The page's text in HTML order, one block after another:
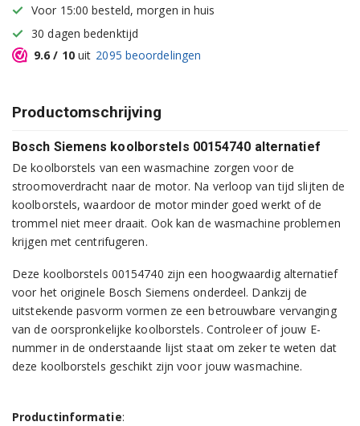
Voor 15:00 besteld, morgen in huis
30 dagen bedenktijd
9.6 / 10uit 2095 beoordelingen
Productomschrijving
Bosch Siemens koolborstels 00154740 alternatief
De koolborstels van een wasmachine zorgen voor de
stroomoverdracht naar de motor. Na verloop van tijd slijten de
koolborstels, waardoor de motor minder goed werkt of de
trommel niet meer draait. Ook kan de wasmachine problemen
krijgen met centrifugeren.
Deze koolborstels 00154740 zijn een hoogwaardig alternatief
voor het originele Bosch Siemens onderdeel. Dankzij de
uitstekende pasvorm vormen ze een betrouwbare vervanging
van de oorspronkelijke koolborstels. Controleer of jouw E-
nummer in de onderstaande lijst staat om zeker te weten dat
deze koolborstels geschikt zijn voor jouw wasmachine.
Productinformatie: